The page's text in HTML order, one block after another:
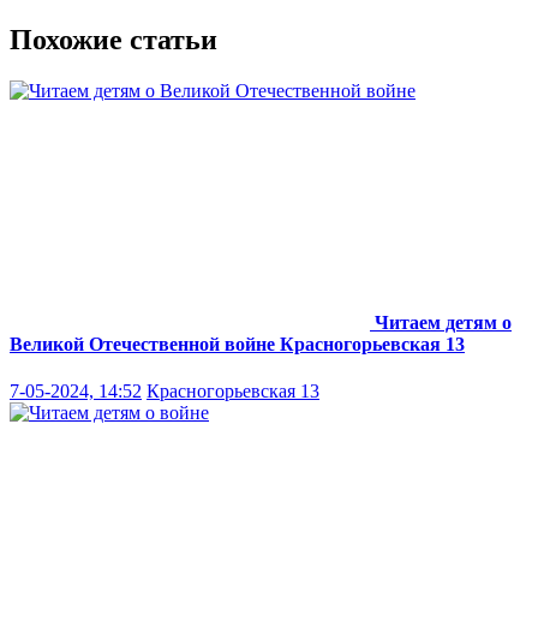
Похожие статьи
Читаем детям о
Великой Отечественной войне Красногорьевская 13
7-05-2024, 14:52 Красногорьевская 13